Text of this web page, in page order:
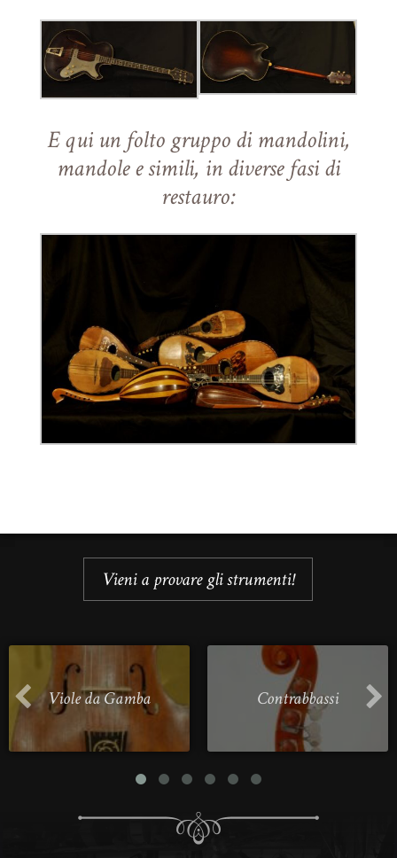
E qui un folto gruppo di mandolini,
mandole e simili, in diverse fasi di
restauro:
Vieni a provare gli strumenti!
Viole da Gamba Contrabbassi